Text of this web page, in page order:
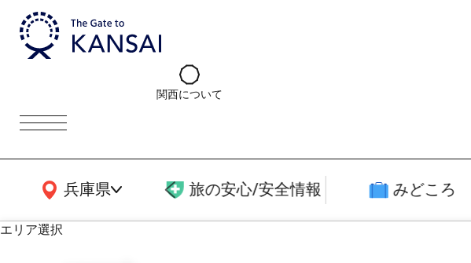
関西について
兵庫県
関西広域MAP 旅の安心/安全情報 みどころ
エリア選択